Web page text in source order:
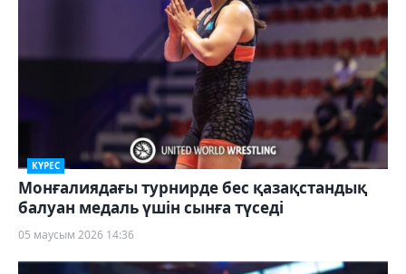
КҮРЕС
Монғалиядағы турнирде бес қазақстандық
балуан медаль үшін сынға түседі
05 маусым 2026 14:36